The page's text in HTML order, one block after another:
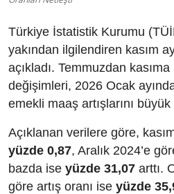
Türkiye İstatistik Kurumu
yakından ilgilendiren kasım
açıkladı. Temmuzdan
değişimleri, 2026 Ocak
emekli maaş artışlarını
Açıklanan verilere göre,
yüzde 0,87, Aralık 2024’e
bazda ise yüzde 31,07 arttı.
göre artış oranı ise yüzde